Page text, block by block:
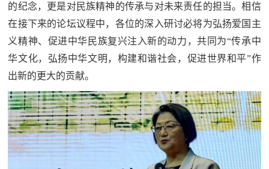
的纪念，更是对民族精神的传承与对未来责任的担当。相信
在接下来的论坛议程中，各位的深入研讨必将为弘扬爱国主
义精神、促进中华民族复兴注入新的动力，共同为“传承中
华文化，弘扬中华文明，构建和谐社会，促进世界和平”作
出新的更大的贡献。